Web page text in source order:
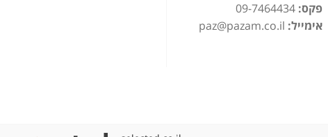
פקס:
אימייל: